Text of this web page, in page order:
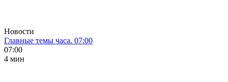
Новости
Главные темы часа. 07:00
07:00
4 мин